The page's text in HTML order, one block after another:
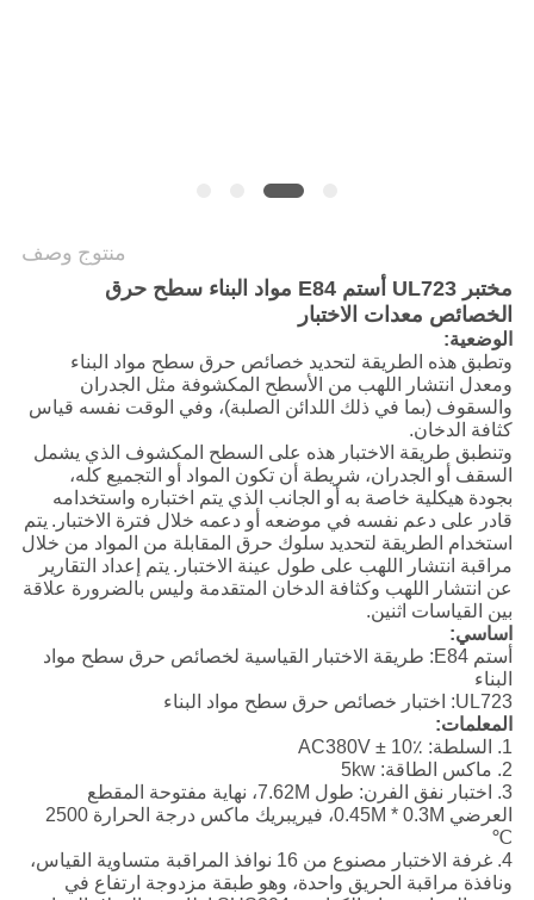
منتوج وصف
مختبر UL723 أستم E84 مواد البناء سطح حرق
الخصائص معدات الاختبار
الوضعية:
وتطبق هذه الطريقة لتحديد خصائص حرق سطح مواد البناء
ومعدل انتشار اللهب من الأسطح المكشوفة مثل الجدران
والسقوف (بما في ذلك اللدائن الصلبة)، وفي الوقت نفسه قياس
كثافة الدخان.
وتنطبق طريقة الاختبار هذه على السطح المكشوف الذي يشمل
السقف أو الجدران، شريطة أن تكون المواد أو التجميع كله،
بجودة هيكلية خاصة به أو الجانب الذي يتم اختباره واستخدامه
قادر على دعم نفسه في موضعه أو دعمه خلال فترة الاختبار. يتم
استخدام الطريقة لتحديد سلوك حرق المقابلة من المواد من خلال
مراقبة انتشار اللهب على طول عينة الاختبار. يتم إعداد التقارير
عن انتشار اللهب وكثافة الدخان المتقدمة وليس بالضرورة علاقة
بين القياسات اثنين.
اساسي:
أستم E84: طريقة الاختبار القياسية لخصائص حرق سطح مواد
البناء
UL723: اختبار خصائص حرق سطح مواد البناء
المعلمات:
1. السلطة: AC380V ± 10٪
2. ماكس الطاقة: 5kw
3. اختبار نفق الفرن: طول 7.62M، نهاية مفتوحة المقطع
العرضي 0.45M * 0.3M، فيريبريك ماكس درجة الحرارة 2500
℃
4. غرفة الاختبار مصنوع من 16 نوافذ المراقبة متساوية القياس،
ونافذة مراقبة الحريق واحدة، وهو طبقة مزدوجة ارتفاع في